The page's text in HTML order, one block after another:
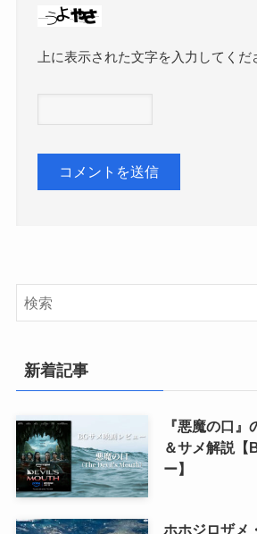
上に表示された文字を入力してくだ
新着記事
『悪魔の口
＆サメ解説【
ー】
ホホジロザメ